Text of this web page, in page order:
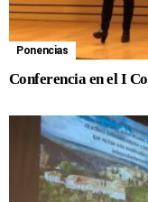
Ponencias
Conferencia en el I